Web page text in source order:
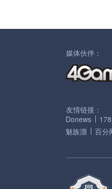
媒体伙伴：
友情链接：
Donews
178
魅族溜
百分